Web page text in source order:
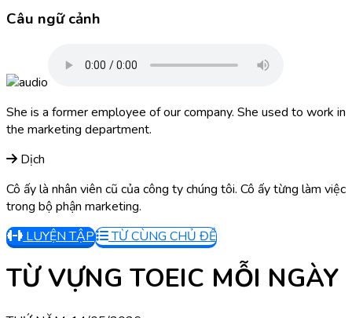
Câu ngữ cảnh
She is a former employee of our company. She used to work in
the marketing department.
Dịch
Cô ấy là nhân viên cũ của công ty chúng tôi. Cô ấy từng làm việc
trong bộ phận marketing.
LUYỆN TẬP
TỪ CÙNG CHỦ ĐỀ
TỪ VỰNG TOEIC MỖI NGÀY